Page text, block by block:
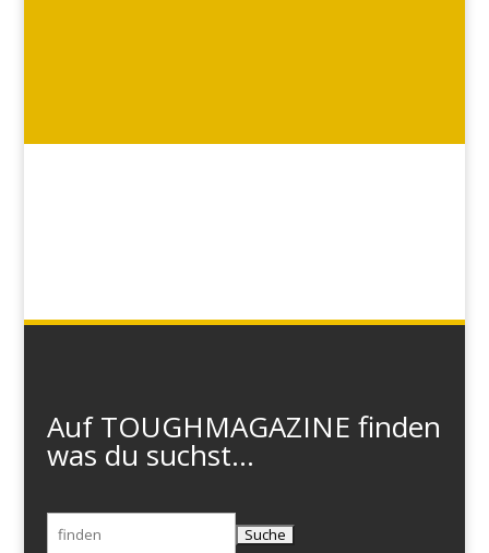
Auf TOUGHMAGAZINE finden
was du suchst...
Suchen